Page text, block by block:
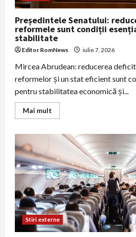
Președintele Senatului:
reformele sunt condiții
stabilitate
Editor RomNews iulie 7, 2026
Mircea Abrudean: reducerea
reformelor și un stat eficient sunt
pentru stabilitatea economică și...
Mai mult
more
Senatului:
reducerea
deficitului
și
reformele
sunt
condiții
esențiale
pentru
stabilitate
Stiri externe